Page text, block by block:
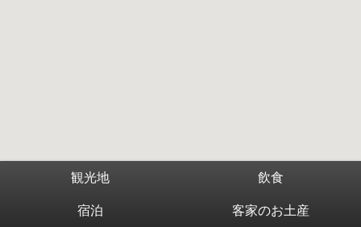
観光地 飲食
宿泊 客家のお土産